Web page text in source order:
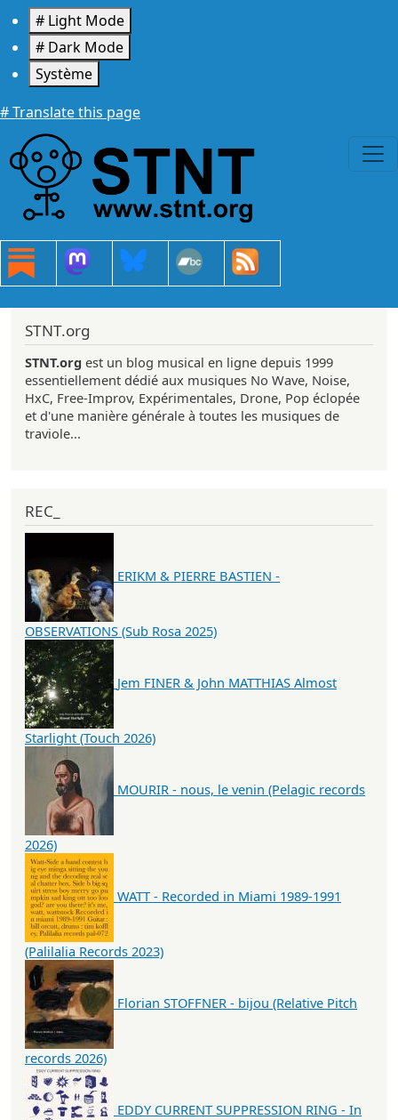
Aller au contenu principal
# Light Mode
# Dark Mode
Système
# Translate this page
STNT.org
STNT.org est un blog musical en ligne depuis 1999
essentiellement dédié aux musiques No Wave, Noise,
HxC, Free-Improv, Expérimentales, Drone, Pop éclopée
et d'une manière générale à toutes les musiques de
traviole...
REC_
ERIKM & PIERRE BASTIEN -
OBSERVATIONS (Sub Rosa 2025)
Jem FINER & John MATTHIAS Almost
Starlight (Touch 2026)
MOURIR - nous, le venin (Pelagic records
2026)
WATT - Recorded in Miami 1989-1991
(Palilalia Records 2023)
Florian STOFFNER - bijou (Relative Pitch
records 2026)
EDDY CURRENT SUPPRESSION RING - In